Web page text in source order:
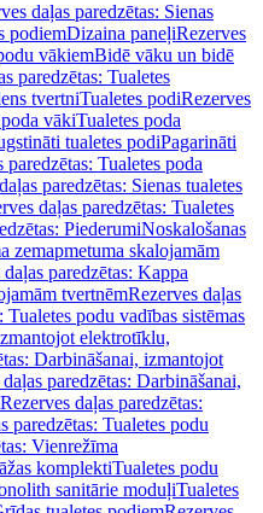
daļas paredzētas: Sienas
podiemDizaina paneļiRezerves
vākiemBidē vāku un bidē
paredzētas: Tualetes
tvertniTualetes podiRezerves
vākiTualetes poda
tualetes podiPagarināti
paredzētas: Tualetes poda
paredzētas: Sienas tualetes
daļas paredzētas: Tualetes
PiederumiNoskalošanas
zemapmetuma skalojamām
paredzētas: Kappa
tvertnēmRezerves daļas
Tualetes podu vadības sistēmas
elektrotīklu,
Darbināšanai, izmantojot
paredzētas: Darbināšanai,
Rezerves daļas paredzētas:
paredzētas: Tualetes podu
Vienrežīma
komplektiTualetes podu
sanitārie moduļiTualetes